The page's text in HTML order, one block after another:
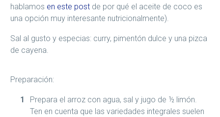
hablamos en este post de por qué el aceite de coco es
una opción muy interesante nutricionalmente).
Sal al gusto y especias: curry, pimentón dulce y una pizca
de cayena.
Preparación:
Prepara el arroz con agua, sal y jugo de ½ limón.
Ten en cuenta que las variedades integrales suelen